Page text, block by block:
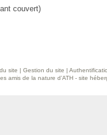
couvert)
site | Gestion du site |
amis de la nature d’ATH - site